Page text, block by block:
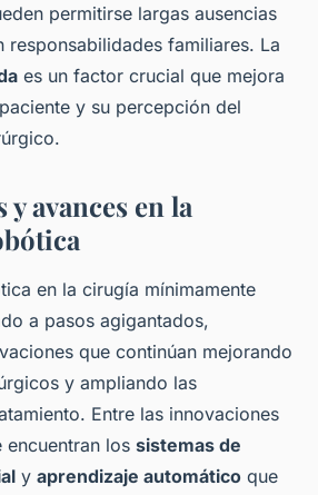
permitirse largas ausencias
responsabilidades familiares. La
es un factor crucial que mejora
y su percepción del
avances en la
en la cirugía mínimamente
a pasos agigantados,
que continúan mejorando
y ampliando las
Entre las innovaciones
encuentran los sistemas de
y aprendizaje automático que